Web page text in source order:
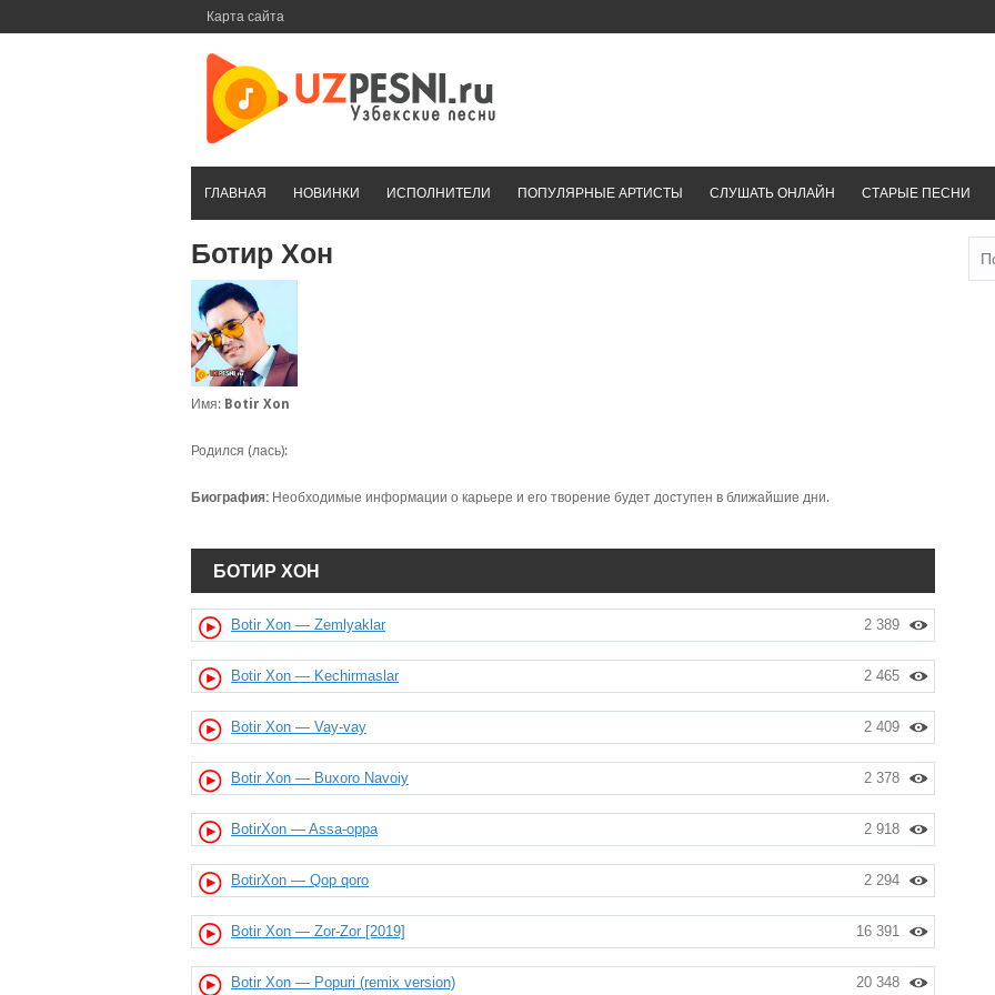
Карта сайта
ГЛАВНАЯ НОВИНКИ ИСПОЛНИТЕЛИ ПОПУЛЯРНЫЕ АРТИСТЫ СЛУШАТЬ ОНЛАЙН СТАРЫЕ ПЕСНИ
Ботир Хон
Имя: Botir Xon
Родился (лась):
Биография: Необходимые информации о карьере и его творение будет доступен в ближайшие дни.
БОТИР ХОН
2 389
Botir Xon — Zemlyaklar
2 465
Botir Xon — Kechirmaslar
2 409
Botir Xon — Vay-vay
2 378
Botir Xon — Buxoro Navoiy
2 918
BotirXon — Assa-oppa
2 294
BotirXon — Qop qoro
16 391
Botir Xon — Zor-Zor [2019]
20 348
Botir Xon — Popuri (remix version)